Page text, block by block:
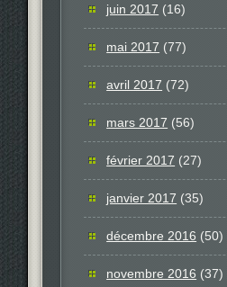
juin 2017 (16)
mai 2017 (77)
avril 2017 (72)
mars 2017 (56)
février 2017 (27)
janvier 2017 (35)
décembre 2016 (50)
novembre 2016 (37)